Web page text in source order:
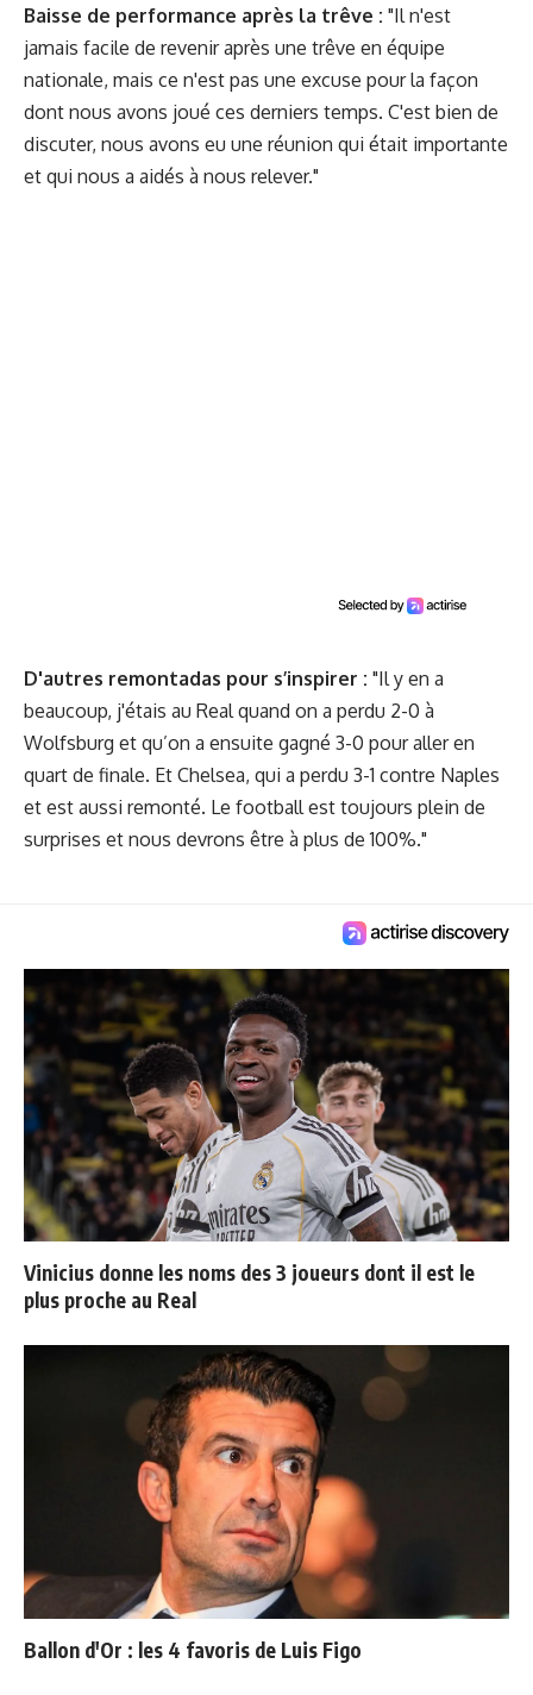
Baisse de performance après la trêve : "Il n'est
jamais facile de revenir après une trêve en équipe
nationale, mais ce n'est pas une excuse pour la façon
dont nous avons joué ces derniers temps. C'est bien de
discuter, nous avons eu une réunion qui était importante
et qui nous a aidés à nous relever."
D'autres remontadas pour s’inspirer : "Il y en a
beaucoup, j'étais au Real quand on a perdu 2-0 à
Wolfsburg et qu’on a ensuite gagné 3-0 pour aller en
quart de finale. Et Chelsea, qui a perdu 3-1 contre Naples
et est aussi remonté. Le football est toujours plein de
surprises et nous devrons être à plus de 100%."
Vinicius donne les noms des 3 joueurs dont il est le
plus proche au Real
Ballon d'Or : les 4 favoris de Luis Figo